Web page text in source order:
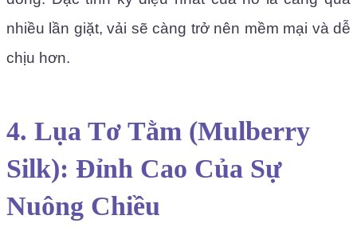
nhiều lần giặt, vải sẽ càng trở nên mềm mại và dễ
chịu hơn.
4. Lụa Tơ Tằm (Mulberry
Silk): Đỉnh Cao Của Sự
Nuông Chiều